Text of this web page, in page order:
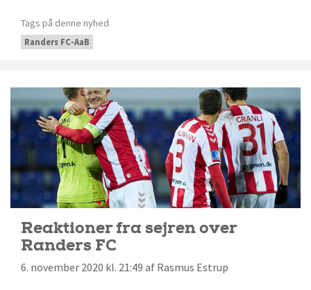
Tags på denne nyhed
Randers FC-AaB
Reaktioner fra sejren over
Randers FC
6. november 2020 kl. 21:49 af Rasmus Estrup